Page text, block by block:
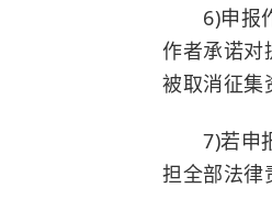
6)申报作
作者承诺对
被取消征集
7)若申报
担全部法律